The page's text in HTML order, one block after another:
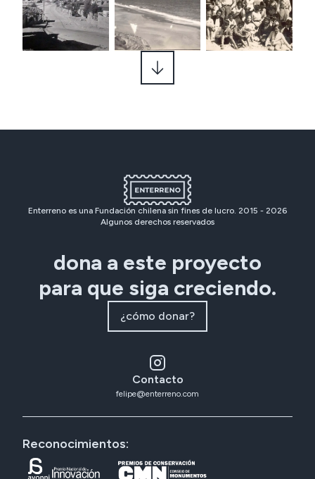
Enterreno es una Fundación chilena sin fines de lucro. 2015 - 2026
Algunos derechos reservados
dona a este proyecto
para que siga creciendo.
¿cómo donar?
Contacto
felipe@enterreno.com
Reconocimientos: